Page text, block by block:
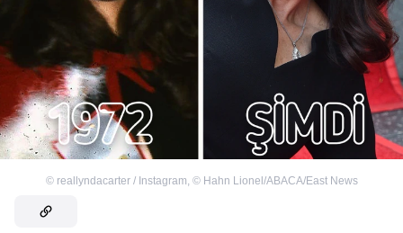
© reallyndacarter / Instagram, © Hahn Lionel/ABACA/East News